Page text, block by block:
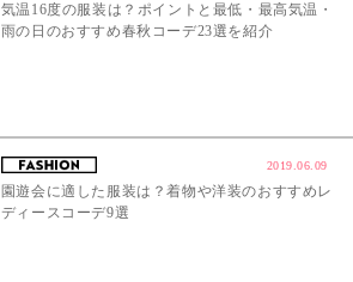
気温16度の服装は？ポイントと最低・最高気温・
雨の日のおすすめ春秋コーデ23選を紹介
2019.06.09
園遊会に適した服装は？着物や洋装のおすすめレ
ディースコーデ9選